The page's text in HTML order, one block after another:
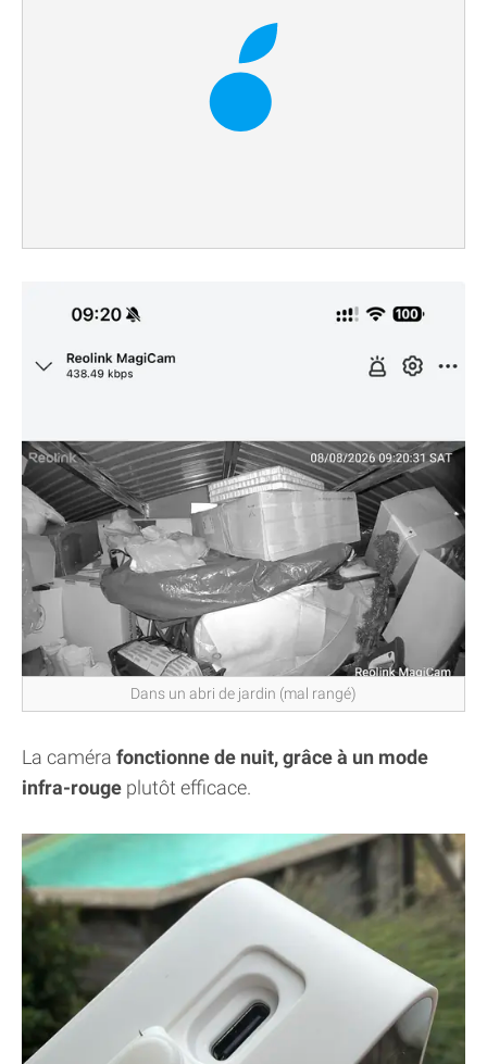
Dans un abri de jardin (mal rangé)
La caméra fonctionne de nuit, grâce à un mode
infra-rouge plutôt efficace.